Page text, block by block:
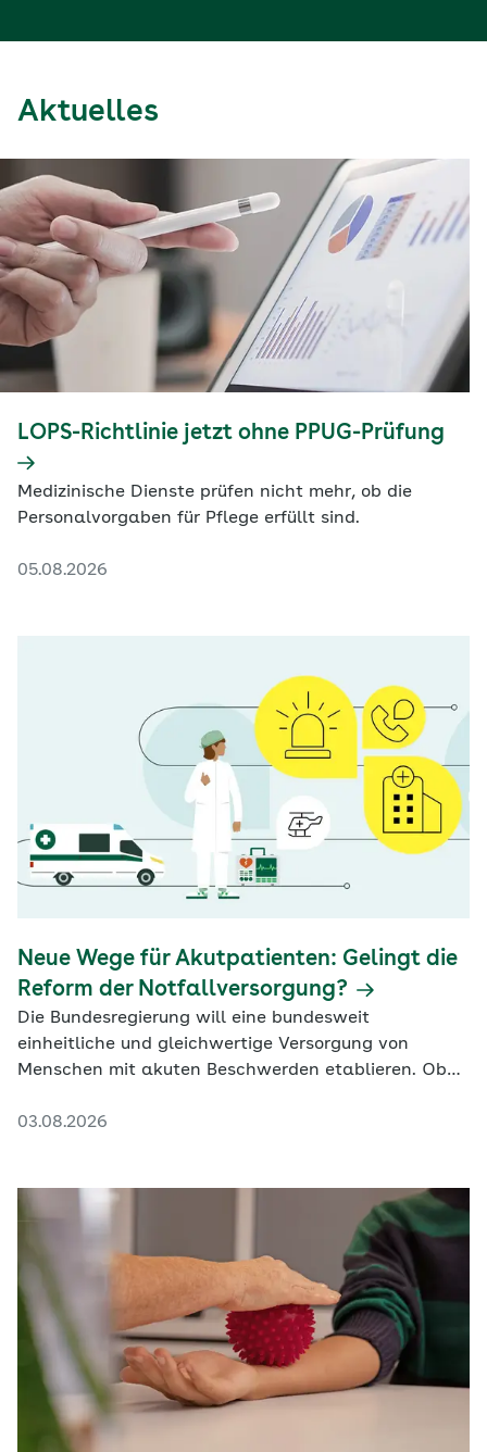
Aktuelles
05.08.2026
LOPS-Richtlinie jetzt ohne PPUG-Prüfung
Medizinische Dienste prüfen nicht mehr, ob die
Personalvorgaben für Pflege erfüllt sind.
03.08.2026
Neue Wege für Akutpatienten: Gelingt die
Reform der Notfallversorgung?
Die Bundesregierung will eine bundesweit
einheitliche und gleichwertige Versorgung von
Menschen mit akuten Beschwerden etablieren. Ob